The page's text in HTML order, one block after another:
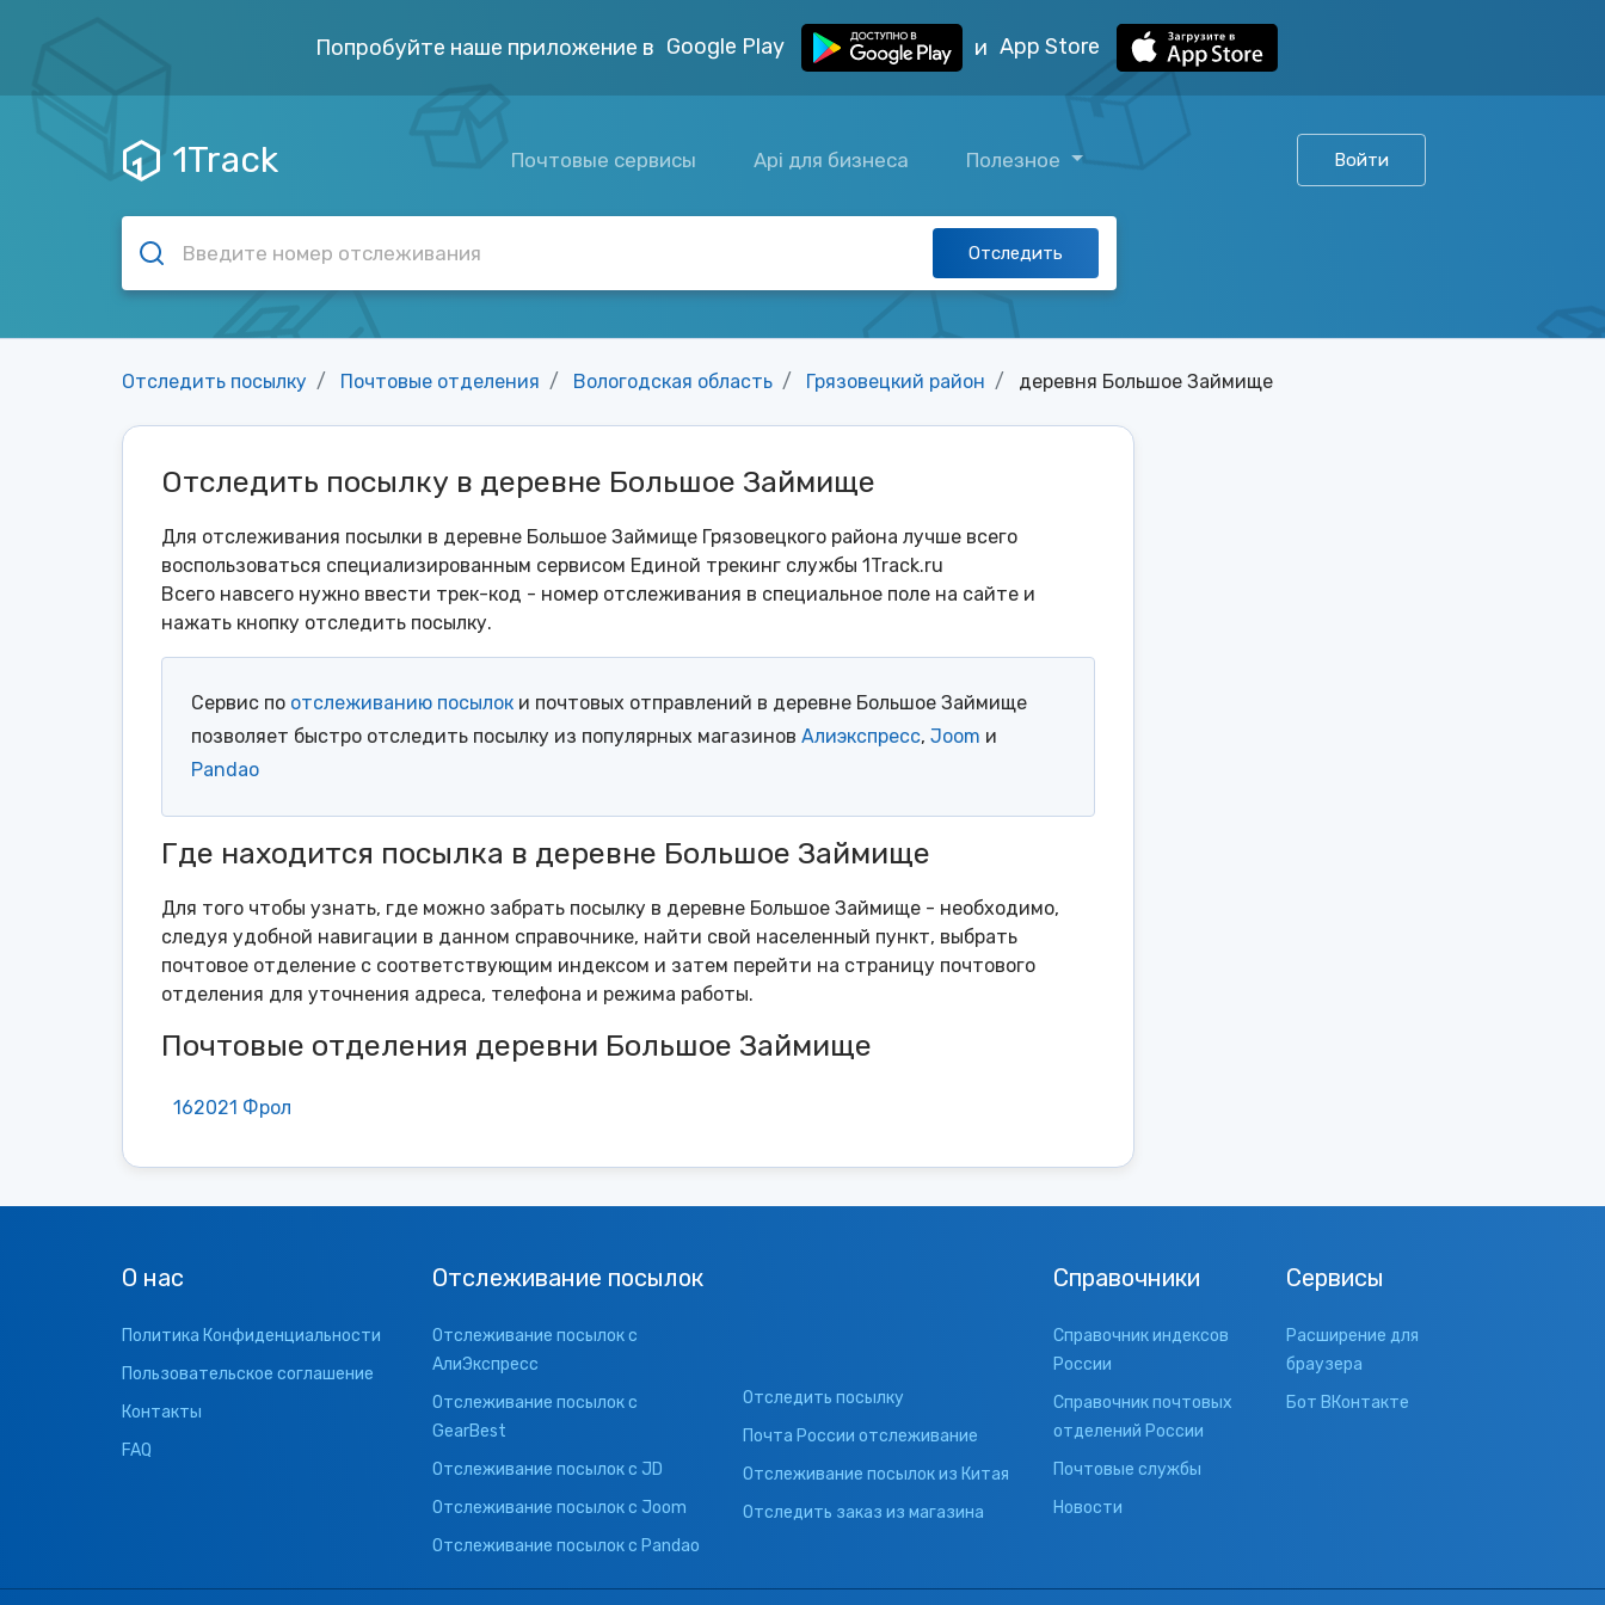
Попробуйте наше приложение в Google Play и App Store
1Track Почтовые сервисы Api для бизнеса Полезное Войти
Отследить
Отследить посылку Почтовые отделения Вологодская область Грязовецкий район деревня Большое Займище
Отследить посылку в деревне Большое Займище
Для отслеживания посылки в деревне Большое Займище Грязовецкого района лучше всего
воспользоваться специализированным сервисом Единой трекинг службы 1Track.ru
Всего навсего нужно ввести трек-код - номер отслеживания в специальное поле на сайте и
нажать кнопку отследить посылку.
Сервис по отслеживанию посылок и почтовых отправлений в деревне Большое Займище
позволяет быстро отследить посылку из популярных магазинов Алиэкспресс, Joom и
Pandao
Где находится посылка в деревне Большое Займище
Для того чтобы узнать, где можно забрать посылку в деревне Большое Займище - необходимо,
следуя удобной навигации в данном справочнике, найти свой населенный пункт, выбрать
почтовое отделение с соответствующим индексом и затем перейти на страницу почтового
отделения для уточнения адреса, телефона и режима работы.
Почтовые отделения деревни Большое Займище
162021 Фрол
О нас
Политика Конфиденциальности
Пользовательское соглашение
Контакты
FAQ
Отслеживание посылок
Отслеживание посылок с
АлиЭкспресс
Отслеживание посылок с
GearBest
Отслеживание посылок с JD
Отслеживание посылок с Joom
Отслеживание посылок с Pandao
Отследить посылку
Почта России отслеживание
Отслеживание посылок из Китая
Отследить заказ из магазина
Справочники
Справочник индексов
России
Справочник почтовых
отделений России
Почтовые службы
Новости
Сервисы
Расширение для
браузера
Бот ВКонтакте